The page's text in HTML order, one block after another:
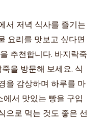
서 저녁 식사를 즐기는
요리를 맛보고 싶다면
추천합니다. 바지락죽
을 방문해 보세요. 식
을 감상하며 하루를 마
서 맛있는 빵을 구입
으로 먹는 것도 좋은 선